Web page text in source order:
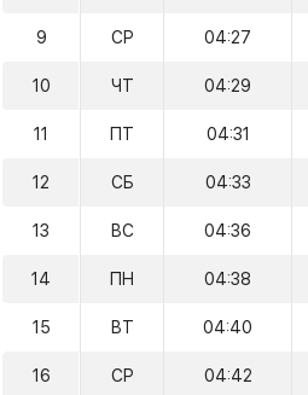
9 СР 04:27
10 ЧТ 04:29
11 ПТ 04:31
12 СБ 04:33
13 ВС 04:36
14 ПН 04:38
15 ВТ 04:40
16 СР 04:42